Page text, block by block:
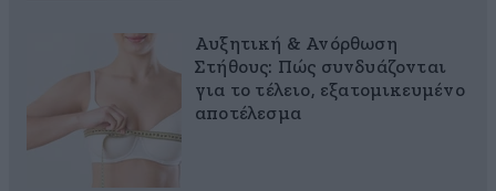
Αυξητική & Ανόρθωση
Στήθους: Πώς συνδυάζονται
για το τέλειο, εξατομικευμένο
αποτέλεσμα